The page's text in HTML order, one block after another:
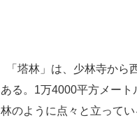
「塔林」は、少林寺から
ある。1万4000平方メー
林のように点々と立って